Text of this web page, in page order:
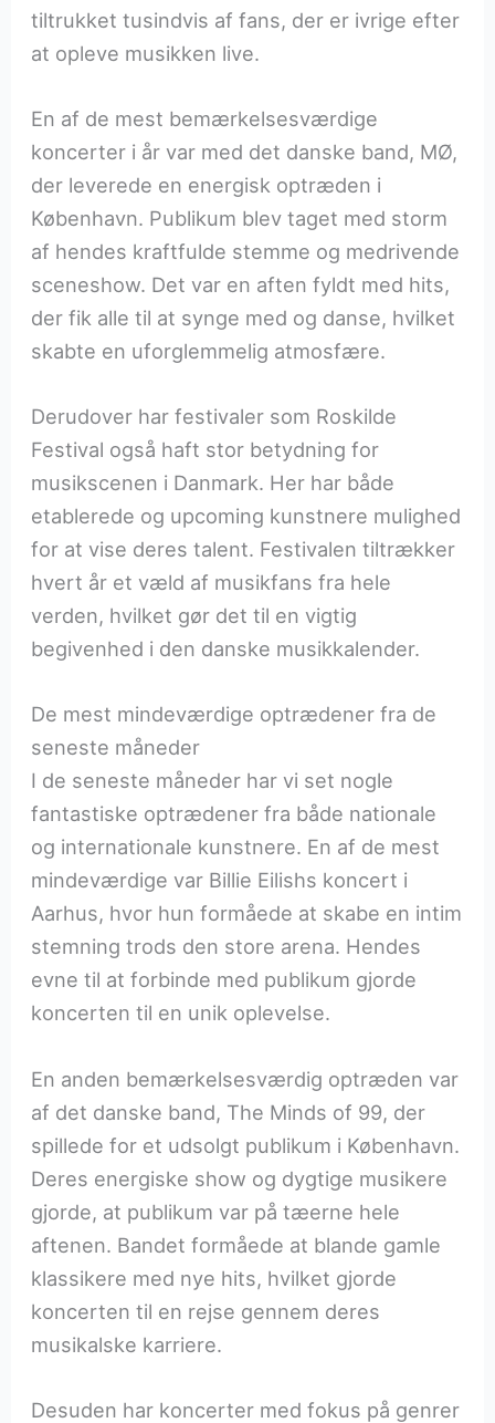
tiltrukket tusindvis af fans, der er ivrige efter
at opleve musikken live.
En af de mest bemærkelsesværdige
koncerter i år var med det danske band, MØ,
der leverede en energisk optræden i
København. Publikum blev taget med storm
af hendes kraftfulde stemme og medrivende
sceneshow. Det var en aften fyldt med hits,
der fik alle til at synge med og danse, hvilket
skabte en uforglemmelig atmosfære.
Derudover har festivaler som Roskilde
Festival også haft stor betydning for
musikscenen i Danmark. Her har både
etablerede og upcoming kunstnere mulighed
for at vise deres talent. Festivalen tiltrækker
hvert år et væld af musikfans fra hele
verden, hvilket gør det til en vigtig
begivenhed i den danske musikkalender.
De mest mindeværdige optrædener fra de
seneste måneder
I de seneste måneder har vi set nogle
fantastiske optrædener fra både nationale
og internationale kunstnere. En af de mest
mindeværdige var Billie Eilishs koncert i
Aarhus, hvor hun formåede at skabe en intim
stemning trods den store arena. Hendes
evne til at forbinde med publikum gjorde
koncerten til en unik oplevelse.
En anden bemærkelsesværdig optræden var
af det danske band, The Minds of 99, der
spillede for et udsolgt publikum i København.
Deres energiske show og dygtige musikere
gjorde, at publikum var på tæerne hele
aftenen. Bandet formåede at blande gamle
klassikere med nye hits, hvilket gjorde
koncerten til en rejse gennem deres
musikalske karriere.
Desuden har koncerter med fokus på genrer